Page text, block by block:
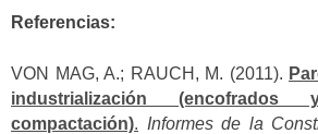
Referencias:
VON MAG, A.; RAUCH, M. (2011).
industrialización
compactación). Informes de la